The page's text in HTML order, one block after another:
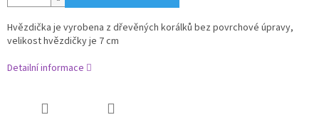
Hvězdička je vyrobena z dřevěných korálků bez povrchové úpravy,
velikost hvězdičky je 7 cm
Detailní informace